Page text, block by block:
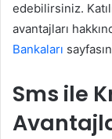
edebilirsiniz.
avantajları
Bankaları
Sms ile